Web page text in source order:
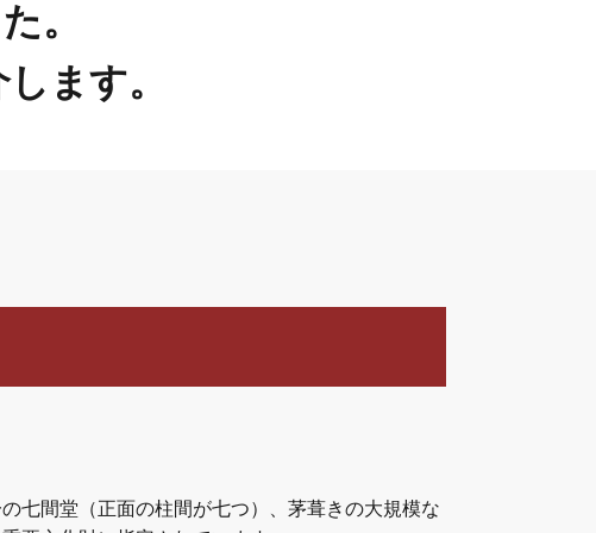
。
ます。
七間堂（正面の柱間が七つ）、茅葺きの大規模な